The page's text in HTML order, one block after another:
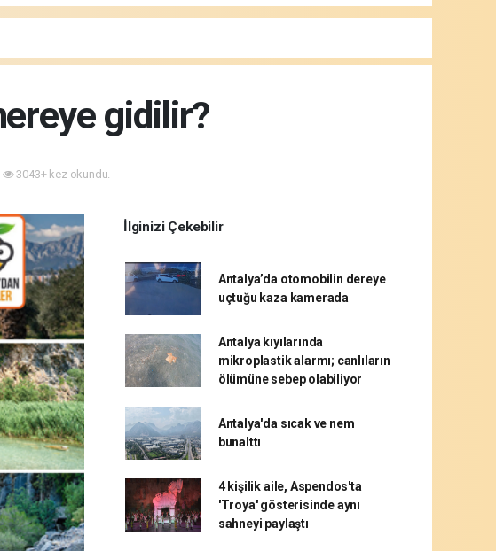
gidilir?
3043+ kez okundu.
İlginizi Çekebilir
Antalya’da otomobilin dereye
uçtuğu kaza kamerada
Antalya kıyılarında
mikroplastik alarmı; canlıların
ölümüne sebep olabiliyor
Antalya'da sıcak ve nem
bunalttı
4 kişilik aile, Aspendos'ta
'Troya' gösterisinde aynı
sahneyi paylaştı